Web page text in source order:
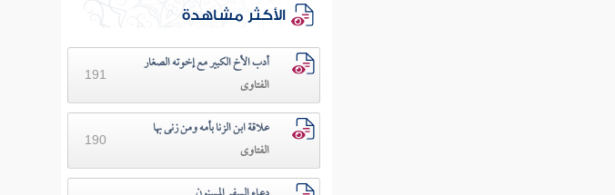
الأكثر مشاهدة
أدب الأخ الكبير مع إخوته الصغار
الفتاوى
191
علاقة ابن الزنا بأمه ومن زنى بها
الفتاوى
190